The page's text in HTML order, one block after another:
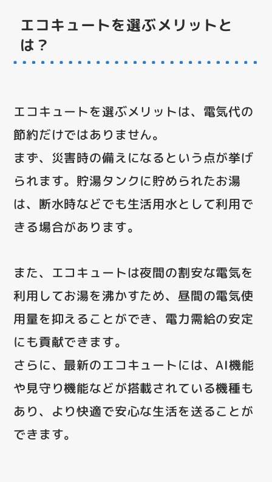
エコキュートを選ぶメリットと
は？
エコキュートを選ぶメリットは、電気代の
節約だけではありません。
まず、災害時の備えになるという点が挙げ
られます。貯湯タンクに貯められたお湯
は、断水時などでも生活用水として利用で
きる場合があります。
また、エコキュートは夜間の割安な電気を
利用してお湯を沸かすため、昼間の電気使
用量を抑えることができ、電力需給の安定
にも貢献できます。
さらに、最新のエコキュートには、AI機能
や見守り機能などが搭載されている機種も
あり、より快適で安心な生活を送ることが
できます。